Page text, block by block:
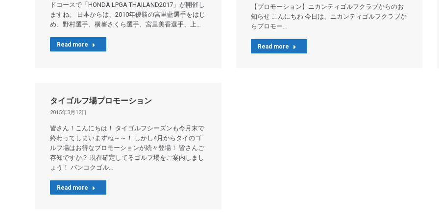
ドコースで「HONDA LPGA THAILAND2017」が開催し
ますね。 日本からは、2010年優勝の宮里藍選手をはじ
め、野村選手、横峯さくら選手、宮里美香選手、上…
Read more
【プロモーション】ニカンティゴルフクラブからのお
知らせ こんにちわ 今日は、ニカンティゴルフクラブか
らプロモー…
Read more
タイゴルフ場プロモーション
2015年3月12日
皆さん！こんにちは！ タイゴルフシーズンも今月末で
終わってしまいますね～～！ しかし4月からタイのゴ
ルフ場はお得なプロモーションが続々登場！ 皆さんご
存知ですか？ 現在確定してるゴルフ場をご案内しまし
ょう！ バンコクゴル…
Read more